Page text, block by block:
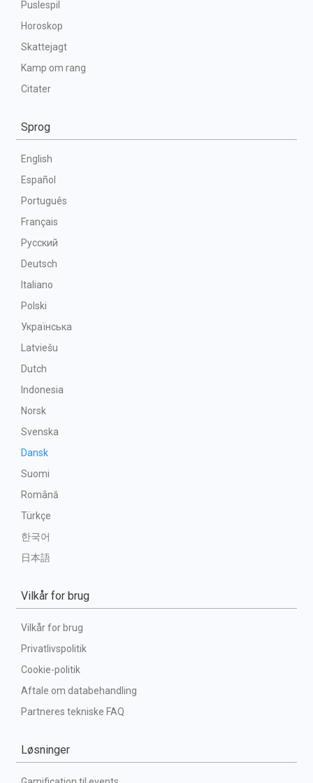
Puslespil
Horoskop
Skattejagt
Kamp om rang
Citater
Sprog
English
Español
Português
Français
Русский
Deutsch
Italiano
Polski
Українська
Latviešu
Dutch
Indonesia
Norsk
Svenska
Dansk
Suomi
Română
Türkçe
한국어
日本語
Vilkår for brug
Vilkår for brug
Privatlivspolitik
Cookie-politik
Aftale om databehandling
Partneres tekniske FAQ
Løsninger